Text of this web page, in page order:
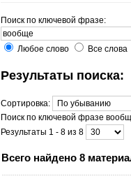
Поиск по ключевой фразе:
Любое слово Все слова
Результаты поиска:
Сортировка:
Поиск по ключевой фразе
Результаты 1 - 8 из 8
Всего найдено 8